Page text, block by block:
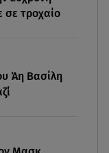
- Η
σε τροχαίο
Άη Βασίλη